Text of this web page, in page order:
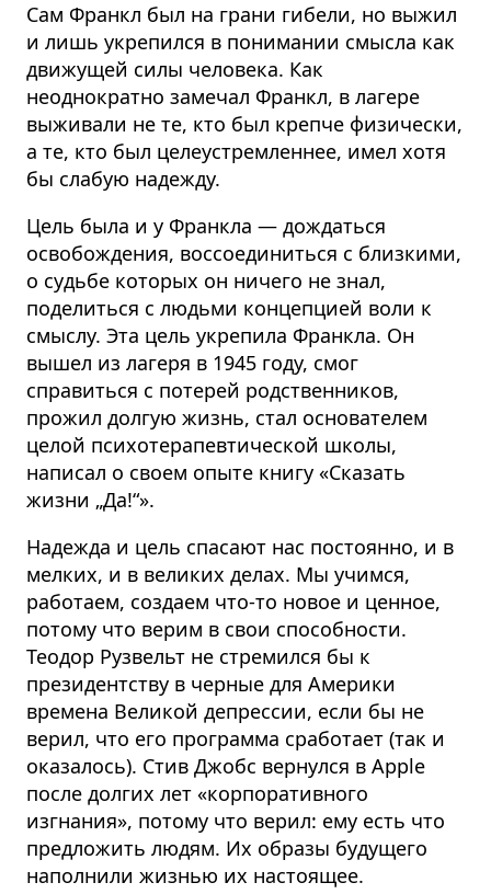
Сам Франкл был на грани гибели, но выжил
и лишь укрепился в понимании смысла как
движущей силы человека. Как
неоднократно замечал Франкл, в лагере
выживали не те, кто был крепче физически,
а те, кто был целеустремленнее, имел хотя
бы слабую надежду.
Цель была и у Франкла — дождаться
освобождения, воссоединиться с близкими,
о судьбе которых он ничего не знал,
поделиться с людьми концепцией воли к
смыслу. Эта цель укрепила Франкла. Он
вышел из лагеря в 1945 году, смог
справиться с потерей родственников,
прожил долгую жизнь, стал основателем
целой психотерапевтической школы,
написал о своем опыте книгу «Сказать
жизни „Да!“».
Надежда и цель спасают нас постоянно, и в
мелких, и в великих делах. Мы учимся,
работаем, создаем что-то новое и ценное,
потому что верим в свои способности.
Теодор Рузвельт не стремился бы к
президентству в черные для Америки
времена Великой депрессии, если бы не
верил, что его программа сработает (так и
оказалось). Стив Джобс вернулся в Apple
после долгих лет «корпоративного
изгнания», потому что верил: ему есть что
предложить людям. Их образы будущего
наполнили жизнью их настоящее.